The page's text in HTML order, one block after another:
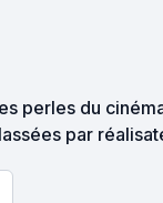
perles du
par